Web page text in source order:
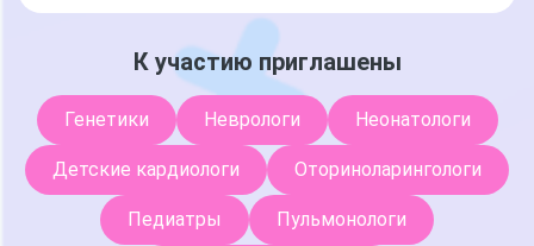
К участию приглашены
Генетики Неврологи Неонатологи
Детские кардиологи Оториноларингологи
Педиатры Пульмонологи